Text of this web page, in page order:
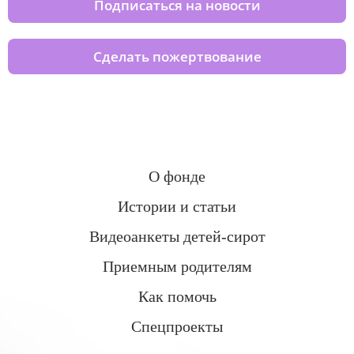
Подписаться на новости
Сделать пожертвование
О фонде
Истории и статьи
Видеоанкеты детей-сирот
Приемным родителям
Как помочь
Спецпроекты